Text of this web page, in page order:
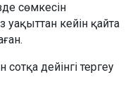
сөмкесін
кейін қайта
дейінгі тергеу